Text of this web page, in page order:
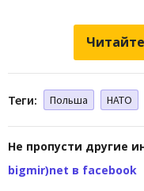
Теги: Польша НАТО
Не пропусти другие
bigmir)net в facebook